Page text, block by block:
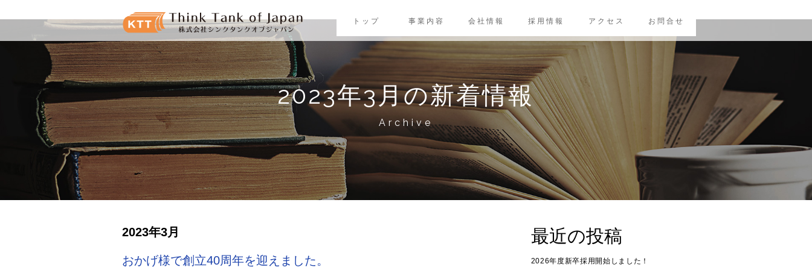
トップ 事業内容 会社情報 採用情報 アクセス お問合せ
2023年3月の新着情報
Archive
2023年3月
おかげ様で創立40周年を迎えました。
最近の投稿
2026年度新卒採用開始しました！